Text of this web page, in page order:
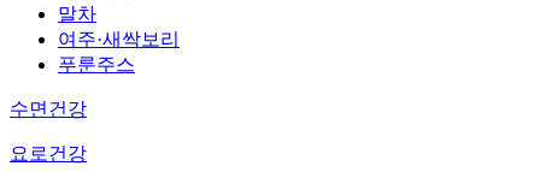
말차
여주·새싹보리
푸룬주스
수면건강
요로건강